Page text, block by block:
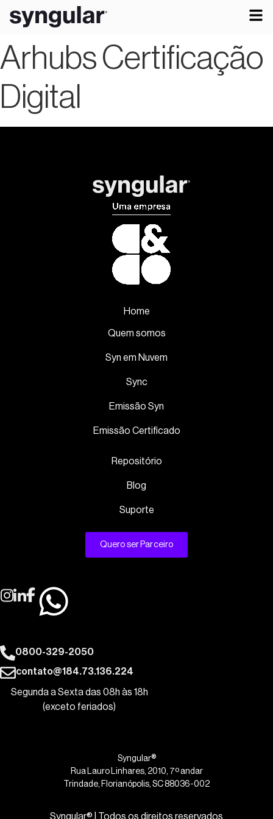
Arhubs Certificação
Digital
Home
Quem somos
Syn em Nuvem
Sync
Emissão Syn
Emissão Certificado
Repositório
Blog
Suporte
Quero ser Parceiro
0800-329-2050
contato@184.73.136.224
Segunda a Sexta das 08h às 18h
(exceto feriados)
Syngular®
Rua Lauro Linhares, 2010, 7º andar
Trindade, Florianópolis, SC 88036-002
Syngular® | Todos os direitos reservados